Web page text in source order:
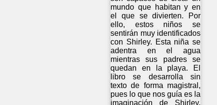
mundo que habitan y en
el que se divierten. Por
ello, estos niños se
sentirán muy identificados
con Shirley. Esta niña se
adentra en el agua
mientras sus padres se
quedan en la playa. El
libro se desarrolla sin
texto de forma magistral,
pues lo que nos guía es la
imaginación de Shirley.